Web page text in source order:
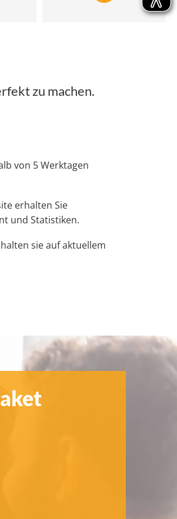
zu machen.
von 5 Werktagen
erhalten Sie
und Statistiken.
sie auf aktuellem